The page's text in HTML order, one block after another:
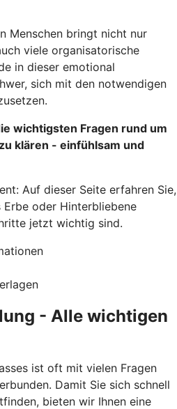
Menschen bringt nicht nur
viele organisatorische
in dieser emotional
sich mit den notwendigen
wichtigsten Fragen rund um
klären - einfühlsam und
Auf dieser Seite erfahren Sie,
oder Hinterbliebene
jetzt wichtig sind.
- Alle wichtigen
ist oft mit vielen Fragen
Damit Sie sich schnell
bieten wir Ihnen eine